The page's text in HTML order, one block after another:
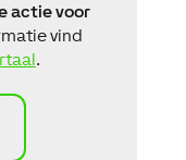
actie voor
vind
.